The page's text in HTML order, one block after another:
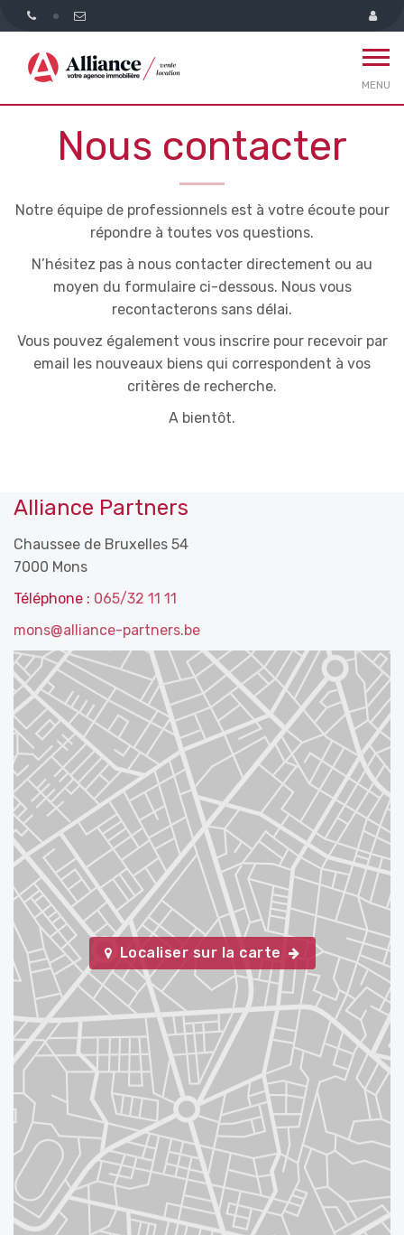
MENU
Nous contacter
Notre équipe de professionnels est à votre écoute pour
répondre à toutes vos questions.
N’hésitez pas à nous contacter directement ou au
moyen du formulaire ci-dessous. Nous vous
recontacterons sans délai.
Vous pouvez également vous inscrire pour recevoir par
email les nouveaux biens qui correspondent à vos
critères de recherche.
A bientôt.
Alliance Partners
Chaussee de Bruxelles 54
7000 Mons
Téléphone : 065/32 11 11
mons@alliance-partners.be
Localiser sur la carte